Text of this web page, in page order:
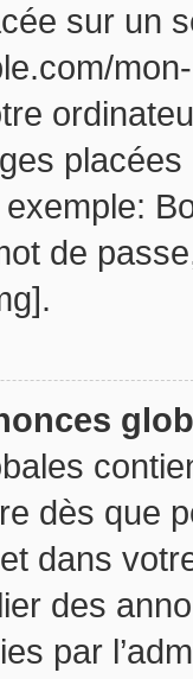
sur un
exemple:
de
dès que
dans
des
par